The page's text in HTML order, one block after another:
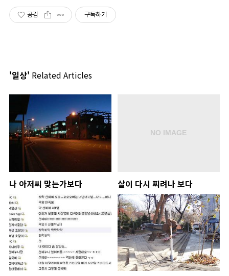
공감 구독하기
'일상' Related Articles
나 아저씨 맞는가보다 살이 다시 찌려나 보다